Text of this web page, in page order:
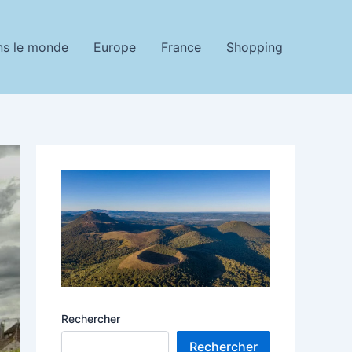
le monde Europe France Shopping
Rechercher
Rechercher